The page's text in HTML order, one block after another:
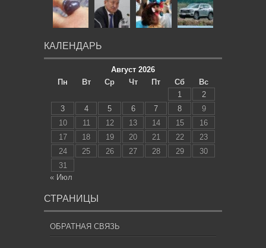
КАЛЕНДАРЬ
Август 2026
Пн
Вт Ср Чт Пт Сб
Вс
1
2
3
4 5 6 7 8
9
10
11 12 13 14 15
16
17
18 19 20 21 22
23
24
25 26 27 28 29
30
31
« Июл
СТРАНИЦЫ
ОБРАТНАЯ СВЯЗЬ